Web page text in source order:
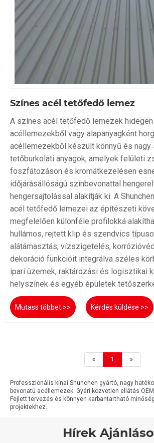
Színes acél tetőfedő lemez
A színes acél tetőfedő lemezek
acéllemezekből vagy alapanyagként
acéllemezekből készült könnyű és nagy
tetőburkolati anyagok, amelyek felületi
foszfátozáson és kromátkezelésen
időjárásállóságú színbevonattal
hengersajtolással alakítják ki. A
acél tetőfedő lemezei az építészeti
megfelelően különféle profilokká
hullámos, rejtett klip és szendvics
alátámasztás, vízszigetelés,
dekoráció funkcióit integrálva széles
ipari üzemek, raktározási és logisztikai
helyszínek és egyéb épületek
Mutass többet >> Kérdés küldése >>
« 1 »
Professzionális kínai Shunchen gyártó, nagy
bevonatú acéllemezek. Gyári közvetlen ellátás
Fejlett tervezés és könnyen karbantartható
projektekhez.
Hírek